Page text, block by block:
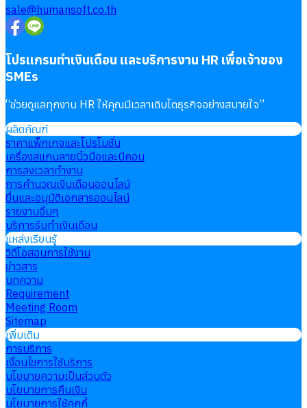
sale@humansoft.co.th
โปรแกรมทำเงินเดือน และบริการงาน HR เพื่อเจ้าของ
SMEs
“ช่วยดูแลทุกงาน HR ให้คุณมีเวลาเติบโตธุรกิจอย่างสบายใจ”
ผลิตภัณฑ์
ราคาแพ็กเกจและโปรโมชั่น
เครื่องสแกนลายนิ้วมือและบีคอน
การลงเวลาทำงาน
การคำนวณเงินเดือนออนไลน์
ยื่นและอนุมัติเอกสารออนไลน์
รายงานอื่นๆ
บริการรับทำเงินเดือน
แหล่งเรียนรู้
วิดีโอสอนการใช้งาน
ข่าวสาร
บทความ
Requirement
Meeting Room
Sitemap
เพิ่มเติม
การบริการ
เงื่อนไขการใช้บริการ
นโยบายความเป็นส่วนตัว
นโยบายการคืนเงิน
นโยบายการใช้คุกกี้